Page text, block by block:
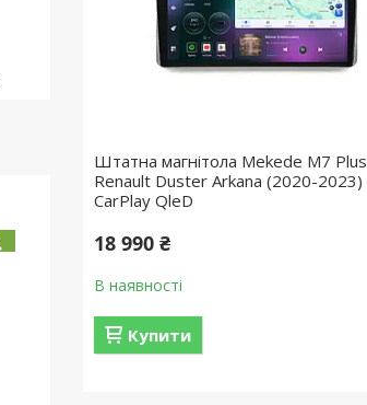
Штатна магнітола Mekede M7 Plus
Renault Duster Arkana (2020-2023)
CarPlay QleD
18 990 ₴
В наявності
Купити